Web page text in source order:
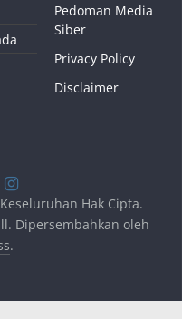
Pedoman Media
Siber
Privacy Policy
Disclaimer
Hak Cipta.
Dipersembahkan oleh
.